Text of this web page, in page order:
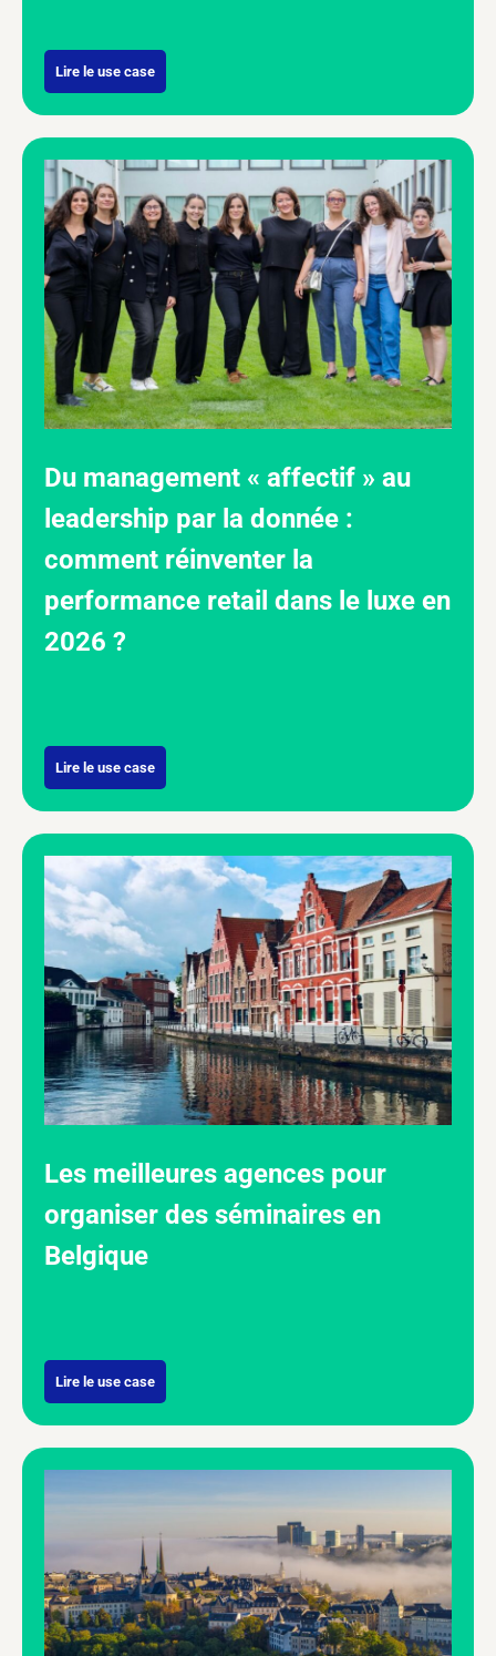
Lire le use case
Du management « affectif » au
leadership par la donnée :
comment réinventer la
performance retail dans le luxe en
2026 ?
Lire le use case
Les meilleures agences pour
organiser des séminaires en
Belgique
Lire le use case